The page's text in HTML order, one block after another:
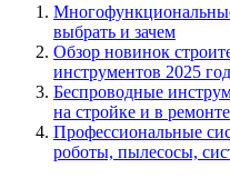
выбрать и зачем
Обзор новинок
инструментов 2025
Беспроводные
на стройке и в ремонте
Профессиональные
роботы, пылесосы,